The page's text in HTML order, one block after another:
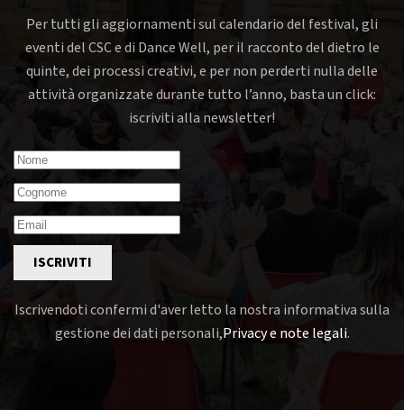
Per tutti gli aggiornamenti sul calendario del festival, gli
eventi del CSC e di Dance Well, per il racconto del dietro le
quinte, dei processi creativi, e per non perderti nulla delle
attività organizzate durante tutto l’anno, basta un click:
iscriviti alla newsletter!
ISCRIVITI
Iscrivendoti confermi d'aver letto la nostra informativa sulla
gestione dei dati personali,Privacy e note legali.